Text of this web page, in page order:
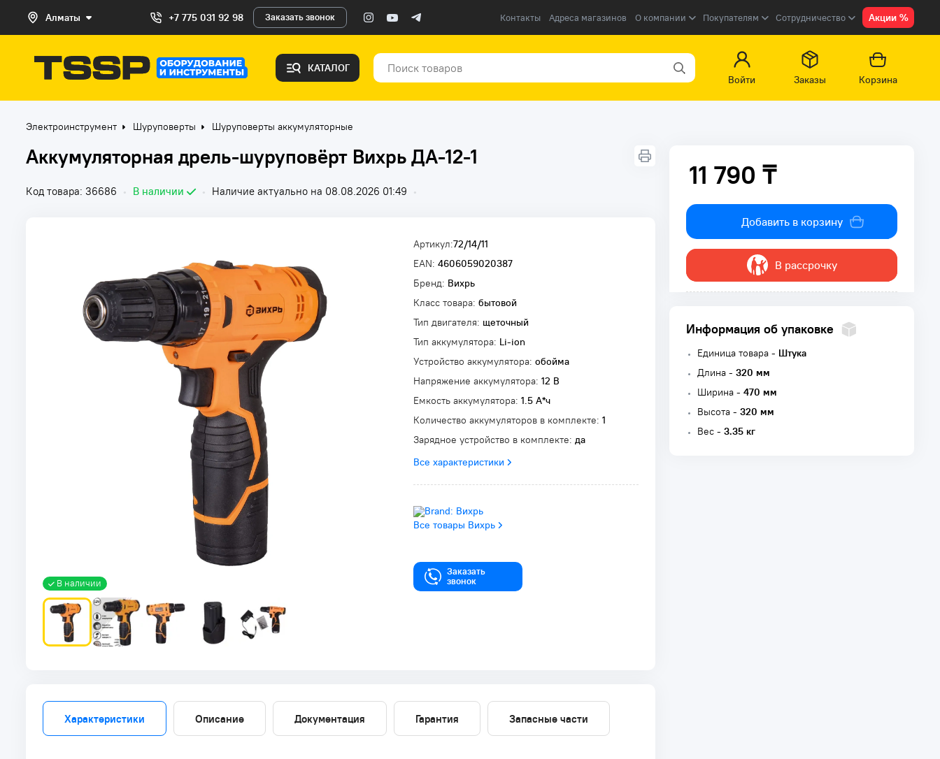
Алматы +7 775 031 92 98 Заказать звонок Контакты Адреса магазинов О компании Покупателям Сотрудничество Акции %
КАТАЛОГ
Войти
Заказы Корзина
Электроинструмент Шуруповерты Шуруповерты аккумуляторные
Аккумуляторная дрель-шуруповёрт Вихрь ДА-12-1
Код товара: 36686 • В наличии • Наличие актуально на 08.08.2026 01:49 •
В наличии
Артикул:72/14/11
EAN: 4606059020387
Бренд: Вихрь
Класс товара: бытовой
Тип двигателя: щеточный
Тип аккумулятора: Li-ion
Устройство аккумулятора: обойма
Напряжение аккумулятора: 12 В
Емкость аккумулятора: 1.5 А*ч
Количество аккумуляторов в комплекте: 1
Зарядное устройство в комплекте: да
Все характеристики
Все товары Вихрь
Заказать
звонок
11 790 ₸
11 790 ₸
Добавить в корзину
В рассрочку
Информация об упаковке
Единица товара - Штука
Длина - 320 мм
Ширина - 470 мм
Высота - 320 мм
Вес - 3.35 кг
Характеристики Описание Документация Гарантия Запасные части